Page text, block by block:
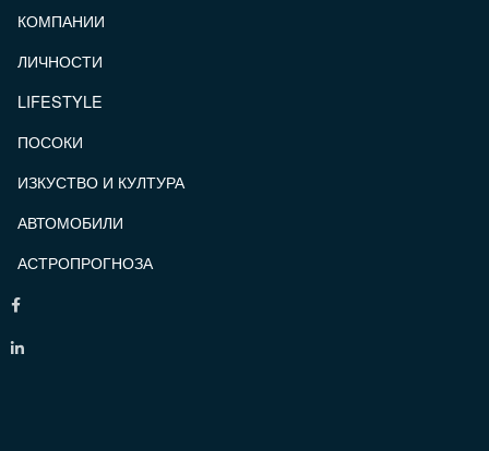
КОМПАНИИ
ЛИЧНОСТИ
LIFESTYLE
ПОСОКИ
ИЗКУСТВО И КУЛТУРА
АВТОМОБИЛИ
АСТРОПРОГНОЗА